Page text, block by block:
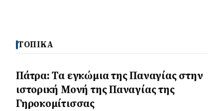
ΤΟΠΙΚΑ
Πάτρα: Τα εγκώμια της Παναγίας στην
ιστορική Μονή της Παναγίας της
Γηροκομίτισσας